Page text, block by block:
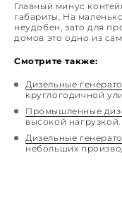
Главный минус
габариты. На
неудобен, зато для
домов это одно из
Смотрите также:
Дизельные
круглогодичной
Промышленные
высокой нагрузкой.
Дизельные
небольших